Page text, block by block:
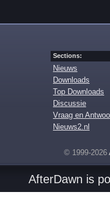
Sections:
Nieuws
Downloads
Top Downloads
Discussie
Vraag en
Nieuws2.nl
© 1999-2026
AfterDawn is